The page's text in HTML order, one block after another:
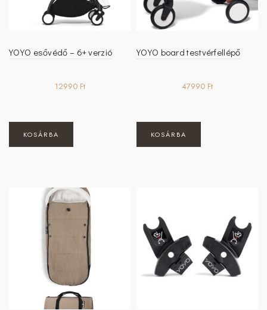
YOYO esővédő – 6+ verzió
12990 Ft
KOSÁRBA
YOYO board testvérfellépő
47990 Ft
KOSÁRBA